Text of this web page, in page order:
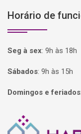
Horário de
Seg à sex: 9h às 18h
Sábados: 9h às 15h
Domingos e feriados
Página inicial